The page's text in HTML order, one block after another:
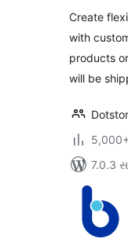
Create
with
products
will be
7.0.3